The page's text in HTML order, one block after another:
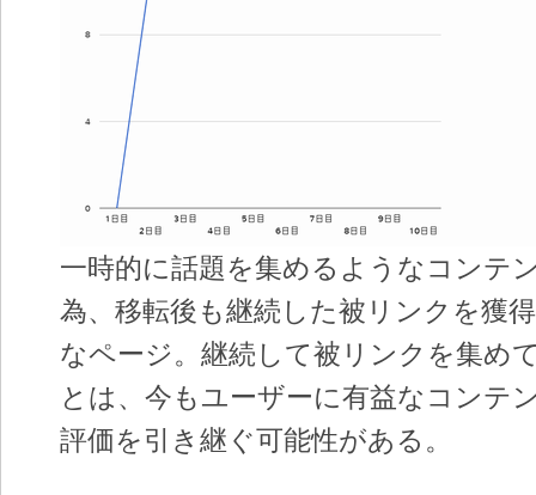
一時的に話題を集めるようなコンテ
為、移転後も継続した被リンクを獲
なページ。継続して被リンクを集め
とは、今もユーザーに有益なコンテ
評価を引き継ぐ可能性がある。